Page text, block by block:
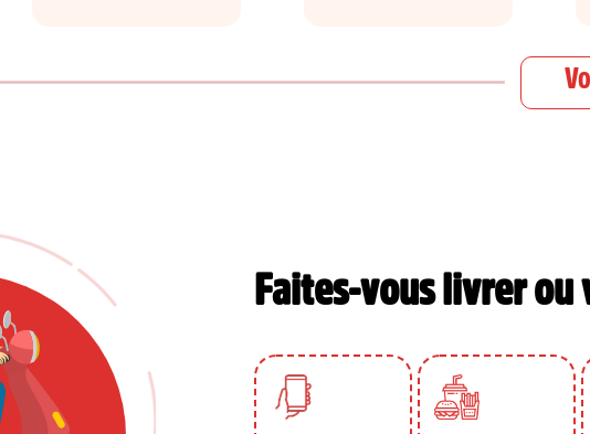
Faites-vous livrer ou